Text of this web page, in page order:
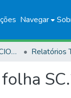
Navegar
PRODUÇÃO INSTITUCIONAL Relatórios